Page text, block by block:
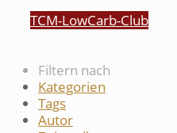
TCM-LowCarb-Club
Filtern nach
Kategorien
Tags
Autor